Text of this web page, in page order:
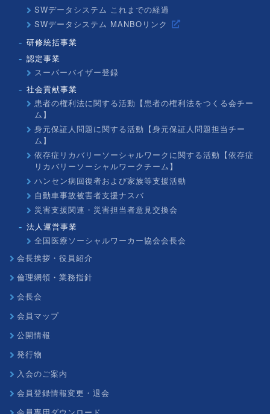
SWデータシステム これまでの経過
SWデータシステム MANBOリンク
研修統括事業
認定事業
スーパーバイザー登録
社会貢献事業
患者の権利法に関する活動【患者の権利法をつくる会チー
ム】
身元保証人問題に関する活動【身元保証人問題担当チー
ム】
依存症リカバリーソーシャルワークに関する活動【依存症
リカバリーソーシャルワークチーム】
ハンセン病回復者および家族等支援活動
自動車事故被害者支援ナスバ
災害支援関連・災害担当者意見交換会
法人運営事業
全国医療ソーシャルワーカー協会会長会
会長挨拶・役員紹介
倫理網領・業務指針
会長会
会員マップ
公開情報
発行物
入会のご案内
会員登録情報変更・退会